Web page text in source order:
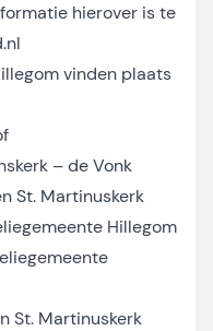
hierover is te
vinden plaats
– de Vonk
St. Martinuskerk
Hillegom
St. Martinuskerk